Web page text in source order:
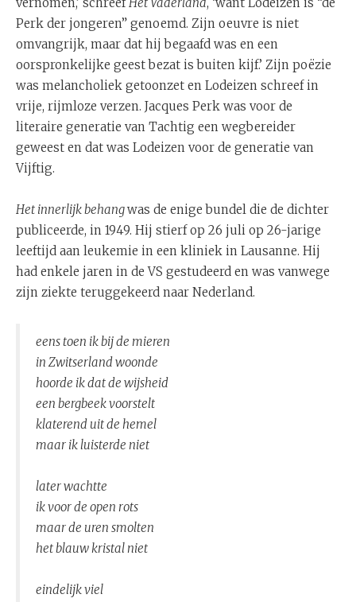
Perk der jongeren” genoemd. Zijn oeuvre is niet
omvangrijk, maar dat hij begaafd was en een
oorspronkelijke geest bezat is buiten kijf.’ Zijn poëzie
was melancholiek getoonzet en Lodeizen schreef in
vrije, rijmloze verzen. Jacques Perk was voor de
literaire generatie van Tachtig een wegbereider
geweest en dat was Lodeizen voor de generatie van
Vijftig.
Het innerlijk behangwas de enige bundel die de dichter
publiceerde, in 1949. Hij stierf op 26 juli op 26-jarige
leeftijd aan leukemie in een kliniek in Lausanne. Hij
had enkele jaren in de VS gestudeerd en was vanwege
zijn ziekte teruggekeerd naar Nederland.
eens toen ik bij de mieren
in Zwitserland woonde
hoorde ik dat de wijsheid
een bergbeek voorstelt
klaterend uit de hemel
maar ik luisterde niet
later wachtte
ik voor de open rots
maar de uren smolten
het blauw kristal niet
eindelijk viel